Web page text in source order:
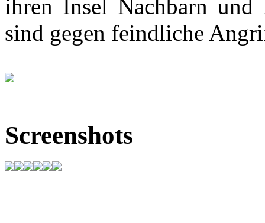
ihren Insel Nachbarn und
sind gegen feindliche
Screenshots